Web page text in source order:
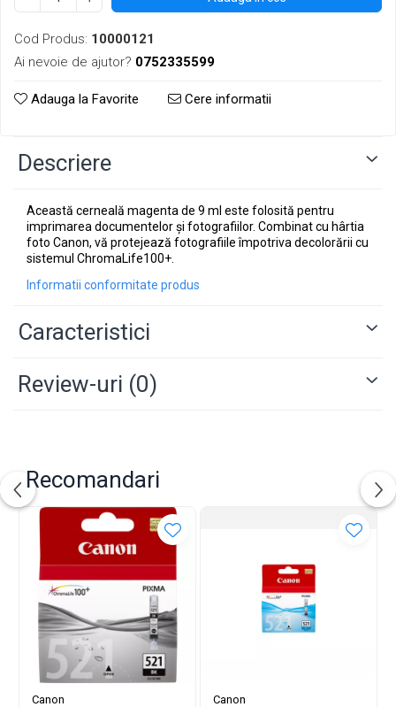
Cod Produs: 10000121
Ai nevoie de ajutor? 0752335599
Adauga la Favorite Cere informatii
Descriere
Această cerneală magenta de 9 ml este folosită pentru
imprimarea documentelor și fotografiilor. Combinat cu hârtia
foto Canon, vă protejează fotografiile împotriva decolorării cu
sistemul ChromaLife100+.
Informatii conformitate produs
Caracteristici
Review-uri (0)
Recomandari
Canon
Canon